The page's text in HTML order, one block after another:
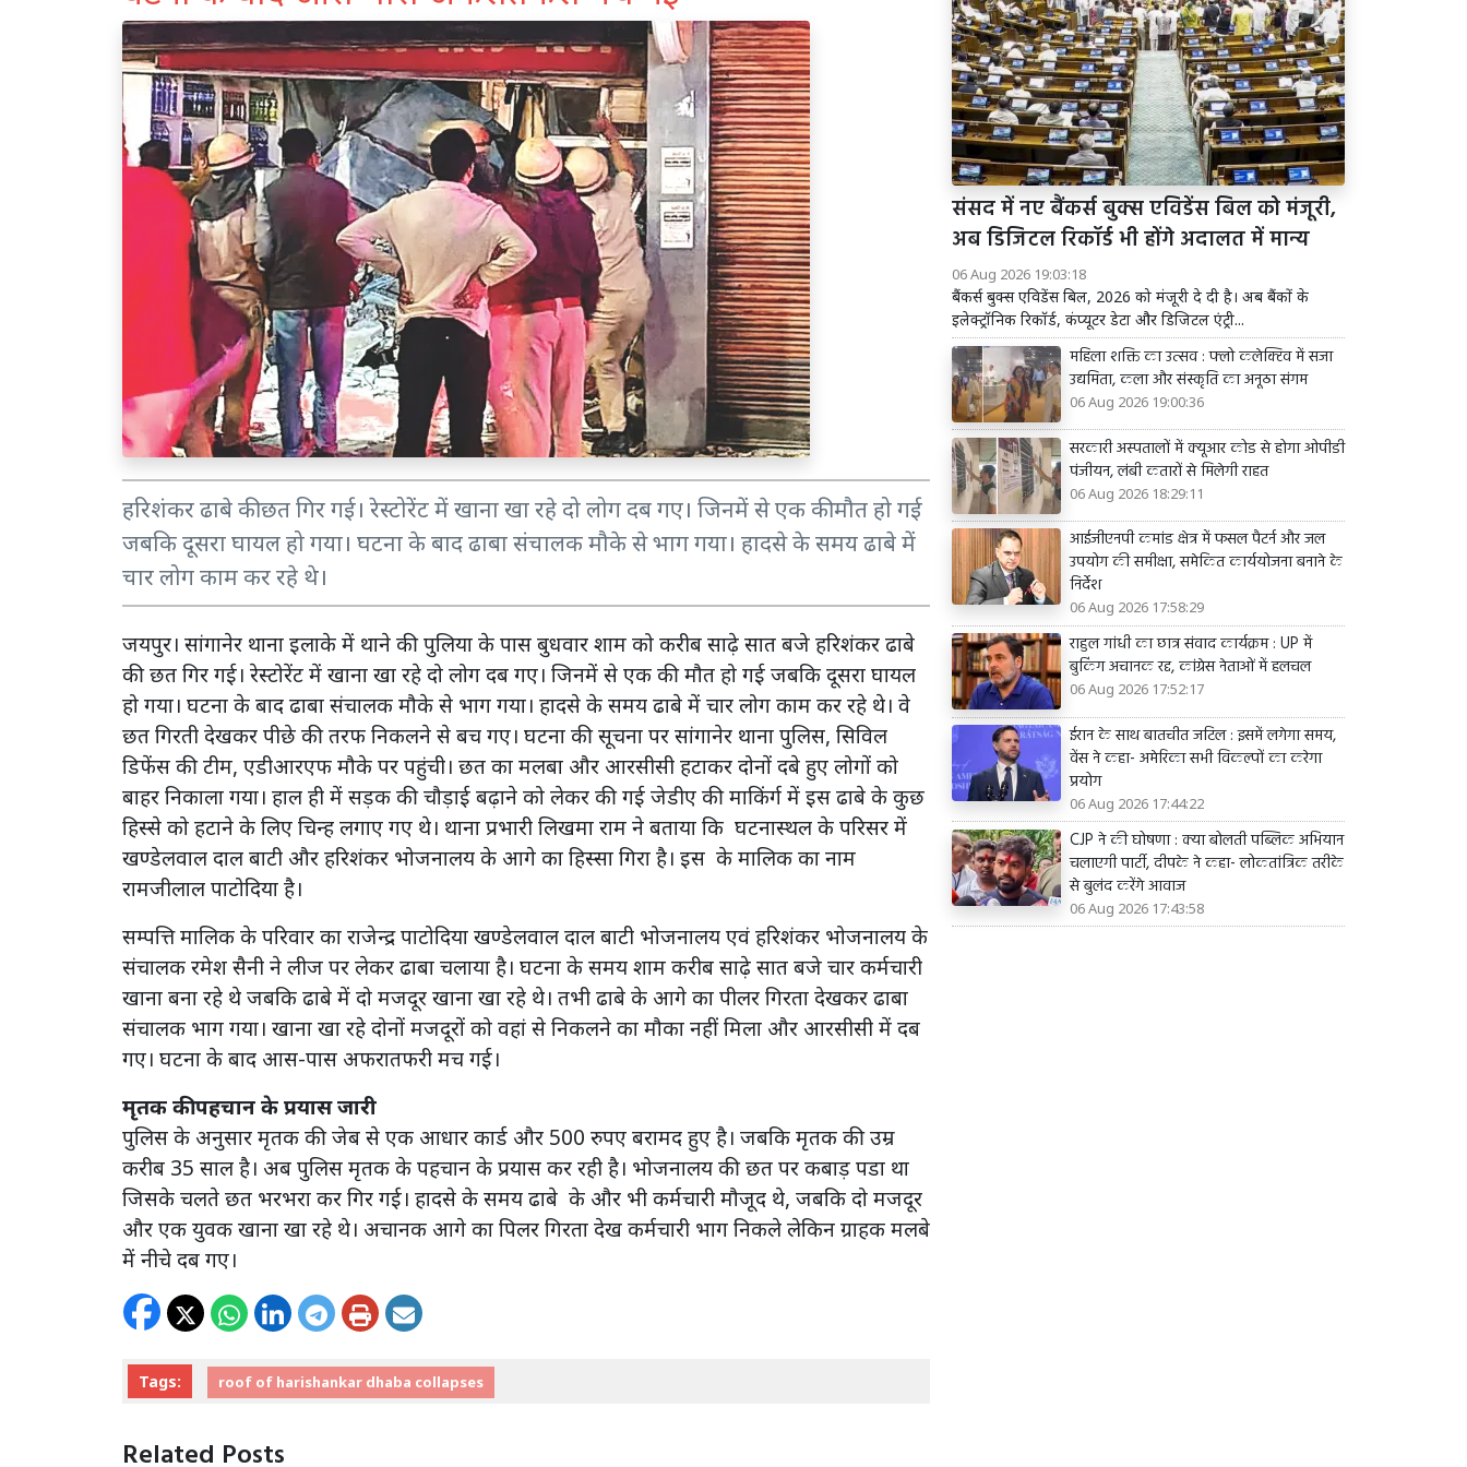
हरिशंकर ढाबे की छत गिर गई। रेस्टोरेंट में खाना खा रहे दो लोग दब गए। जिनमें से एक की मौत हो गई
जबकि दूसरा घायल हो गया। घटना के बाद ढाबा संचालक मौके से भाग गया। हादसे के समय ढाबे में
चार लोग काम कर रहे थे।
जयपुर। सांगानेर थाना इलाके में थाने की पुलिया के पास बुधवार शाम को करीब साढ़े सात बजे हरिशंकर ढाबे
की छत गिर गई। रेस्टोरेंट में खाना खा रहे दो लोग दब गए। जिनमें से एक की मौत हो गई जबकि दूसरा घायल
हो गया। घटना के बाद ढाबा संचालक मौके से भाग गया। हादसे के समय ढाबे में चार लोग काम कर रहे थे। वे
छत गिरती देखकर पीछे की तरफ निकलने से बच गए। घटना की सूचना पर सांगानेर थाना पुलिस, सिविल
डिफेंस की टीम, एडीआरएफ मौके पर पहुंची। छत का मलबा और आरसीसी हटाकर दोनों दबे हुए लोगों को
बाहर निकाला गया। हाल ही में सड़क की चौड़ाई बढ़ाने को लेकर की गई जेडीए की माकिंर्ग में इस ढाबे के कुछ
हिस्से को हटाने के लिए चिन्ह लगाए गए थे। थाना प्रभारी लिखमा राम ने बताया कि घटनास्थल के परिसर में
खण्डेलवाल दाल बाटी और हरिशंकर भोजनालय के आगे का हिस्सा गिरा है। इस के मालिक का नाम
रामजीलाल पाटोदिया है।
सम्पत्ति मालिक के परिवार का राजेन्द्र पाटोदिया खण्डेलवाल दाल बाटी भोजनालय एवं हरिशंकर भोजनालय के
संचालक रमेश सैनी ने लीज पर लेकर ढाबा चलाया है। घटना के समय शाम करीब साढ़े सात बजे चार कर्मचारी
खाना बना रहे थे जबकि ढाबे में दो मजदूर खाना खा रहे थे। तभी ढाबे के आगे का पीलर गिरता देखकर ढाबा
संचालक भाग गया। खाना खा रहे दोनों मजदूरों को वहां से निकलने का मौका नहीं मिला और आरसीसी में दब
गए। घटना के बाद आस-पास अफरातफरी मच गई।
मृतक की पहचान के प्रयास जारी
पुलिस के अनुसार मृतक की जेब से एक आधार कार्ड और 500 रुपए बरामद हुए है। जबकि मृतक की उम्र
करीब 35 साल है। अब पुलिस मृतक के पहचान के प्रयास कर रही है। भोजनालय की छत पर कबाड़ पडा था
जिसके चलते छत भरभरा कर गिर गई। हादसे के समय ढाबे के और भी कर्मचारी मौजूद थे, जबकि दो मजदूर
और एक युवक खाना खा रहे थे। अचानक आगे का पिलर गिरता देख कर्मचारी भाग निकले लेकिन ग्राहक मलबे
में नीचे दब गए।
Tags: roof of harishankar dhaba collapses
Related Posts
संसद में नए बैंकर्स बुक्स एविडेंस बिल को मंजूरी,
अब डिजिटल रिकॉर्ड भी होंगे अदालत में मान्य
06 Aug 2026 19:03:18
बैंकर्स बुक्स एविडेंस बिल, 2026 को मंजूरी दे दी है। अब बैंकों के
इलेक्ट्रॉनिक रिकॉर्ड, कंप्यूटर डेटा और डिजिटल एंट्री...
महिला शक्ति का उत्सव : फ्लो कलेक्टिव में सजा
उद्यमिता, कला और संस्कृति का अनूठा संगम
06 Aug 2026 19:00:36
सरकारी अस्पतालों में क्यूआर कोड से होगा ओपीडी
पंजीयन, लंबी कतारों से मिलेगी राहत
06 Aug 2026 18:29:11
आईजीएनपी कमांड क्षेत्र में फसल पैटर्न और जल
उपयोग की समीक्षा, समेकित कार्ययोजना बनाने के
निर्देश
06 Aug 2026 17:58:29
राहुल गांधी का छात्र संवाद कार्यक्रम : UP में
बुकिंग अचानक रद्द, कांग्रेस नेताओं में हलचल
06 Aug 2026 17:52:17
ईरान के साथ बातचीत जटिल : इसमें लगेगा समय,
वेंस ने कहा- अमेरिका सभी विकल्पों का करेगा
प्रयोग
06 Aug 2026 17:44:22
CJP ने की घोषणा : क्या बोलती पब्लिक अभियान
चलाएगी पार्टी, दीपके ने कहा- लोकतांत्रिक तरीके
से बुलंद करेंगे आवाज
06 Aug 2026 17:43:58